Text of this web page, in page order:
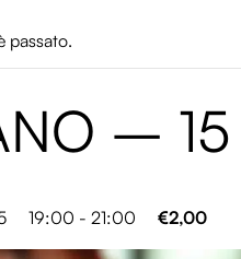
passato.
– 15
19:00 - 21:00 €2,00